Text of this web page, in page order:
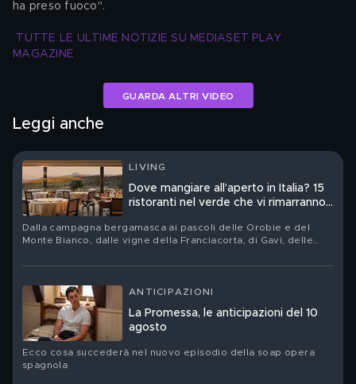
ha preso fuoco".
TUTTE LE ULTIME NOTIZIE SU MEDIASET PLAY
MAGAZINE
GUARDA ALTRI VIDEO
Leggi anche
LIVING
Dove mangiare all’aperto in Italia? 15
ristoranti nel verde che vi rimarranno
Dalla campagna bergamasca ai pascoli delle Orobie e del
Monte Bianco, dalle vigne della Franciacorta, di Gavi, delle
Eolie: quindici tavole nelle quali orti, boschi, allevamenti e
ANTICIPAZIONI
La Promessa, le anticipazioni del 10
agosto
Ecco cosa succederà nel nuovo episodio della soap opera
spagnola